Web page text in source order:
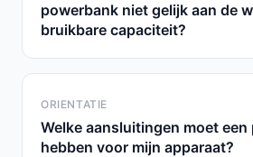
powerbank niet gelijk aan de
bruikbare capaciteit?
ORIENTATIE
Welke aansluitingen moet
hebben voor mijn apparaat?